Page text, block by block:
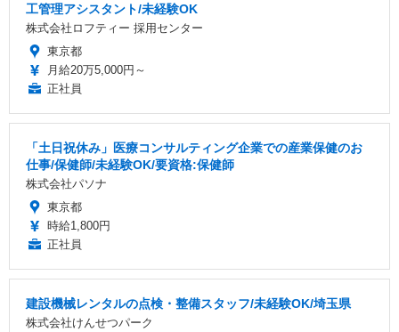
工管理アシスタント/未経験OK
株式会社ロフティー 採用センター
東京都
月給20万5,000円～
正社員
「土日祝休み」医療コンサルティング企業での産業保健のお
仕事/保健師/未経験OK/要資格:保健師
株式会社パソナ
東京都
時給1,800円
正社員
建設機械レンタルの点検・整備スタッフ/未経験OK/埼玉県
株式会社けんせつパーク